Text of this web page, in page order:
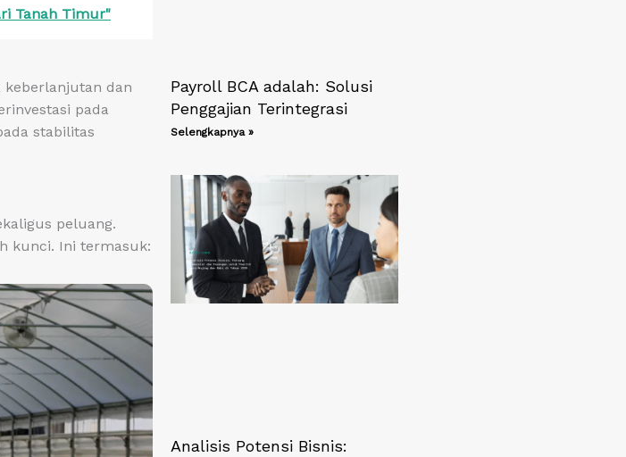
Tanah Timur"
keberlanjutan dan
pada
stabilitas
peluang.
kunci. Ini termasuk:
Payroll BCA adalah: Solusi
Penggajian Terintegrasi
Selengkapnya »
Analisis Potensi Bisnis: